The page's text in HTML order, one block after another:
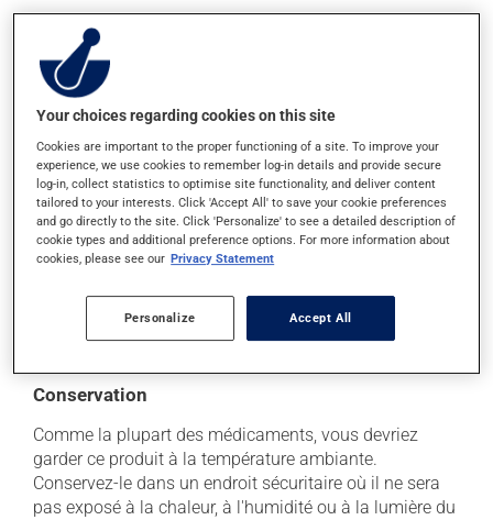
Effets indésirables
En plus de ses effets recherchés, ce produit peut à
l'occasion entraîner certains effets indésirables (effets
secondaires), notamment :
il peut irriter localement lors de l'utilisation.
Chaque personne peut réagir différemment à un
traitement. Si vous croyez que ce produit est la cause
d'un problème qui vous incommode, qu'il soit
mentionné ici ou non, discutez-en avec votre médecin
déterminer si votre traitement en est effectivement la
Conservation
Comme la plupart des médicaments, vous devriez
garder ce produit à la température ambiante.
Conservez-le dans un endroit sécuritaire où il ne sera
pas exposé à la chaleur, à l'humidité ou à la lumière du
Your choices regarding cookies on this site
Cookies are important to the proper functioning of a site. To improve your
experience, we use cookies to remember log-in details and provide secure
log-in, collect statistics to optimise site functionality, and deliver content
tailored to your interests. Click 'Accept All' to save your cookie preferences
and go directly to the site. Click 'Personalize' to see a detailed description of
cookie types and additional preference options. For more information about
cookies, please see our Privacy Statement
Personalize Accept All